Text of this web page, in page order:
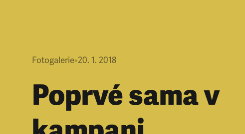
Fotogalerie•20. 1. 2018
Poprvé sama v